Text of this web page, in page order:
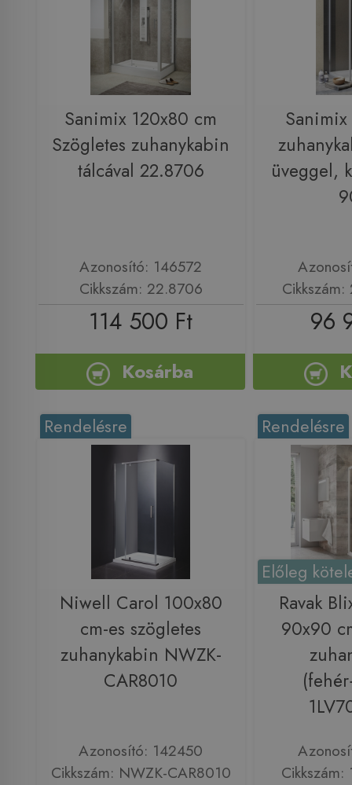
Sanimix 120x80 cm
Szögletes zuhanykabin
tálcával 22.8706
Azonosító: 146572
Cikkszám: 22.8706
114 500 Ft
Kosárba
üveggel,
96
Rendelésre
Niwell Carol 100x80
cm-es szögletes
zuhanykabin NWZK-
CAR8010
Azonosító: 142450
Cikkszám: NWZK-CAR8010
Rendelésre
Előleg
Ravak
90x90